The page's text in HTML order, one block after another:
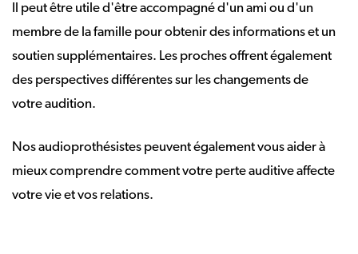
Il peut être utile d'être accompagné d'un ami ou d'un
membre de la famille pour obtenir des informations et un
soutien supplémentaires. Les proches offrent également
des perspectives différentes sur les changements de
votre audition.
Nos audioprothésistes peuvent également vous aider à
mieux comprendre comment votre perte auditive affecte
votre vie et vos relations.